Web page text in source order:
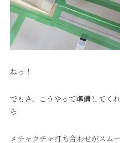
ねっ！
でもさ、こうやって準備してく
ら
メチャクチャ打ち合わせがスム